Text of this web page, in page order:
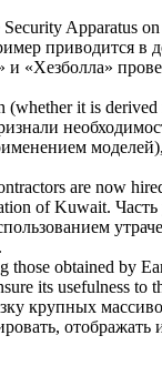
Apparatus
приводится в
«Хезболла»
it is
are now
of Kuwait.
obtained by
its usefulness to
крупных